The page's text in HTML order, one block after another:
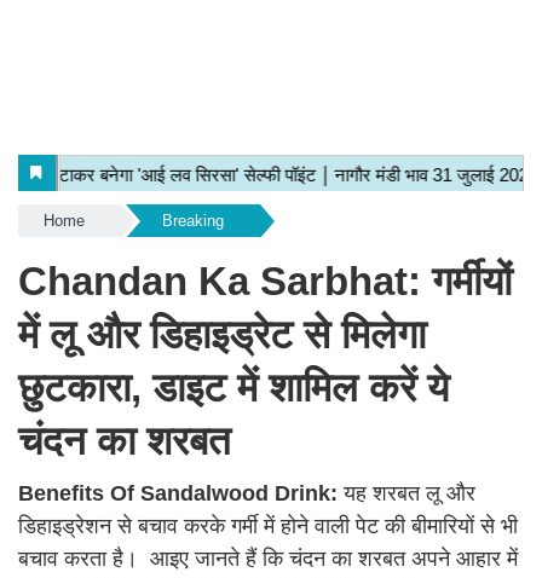
Home Breaking
Chandan Ka Sarbhat: गर्मीयों
में लू और डिहाइड्रेट से मिलेगा
छुटकारा, डाइट में शामिल करें ये
चंदन का शरबत
Benefits Of Sandalwood Drink:यह शरबत लू और
डिहाइड्रेशन से बचाव करके गर्मी में होने वाली पेट की बीमारियों से भी
बचाव करता है। आइए जानते हैं कि चंदन का शरबत अपने आहार में